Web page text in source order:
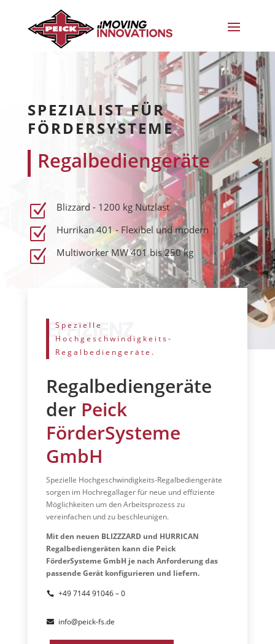
SPEZIALIST FÜR
FÖRDERSYSTEME
Regalbediengeräte
Z Blizzard - 1200 kg Nutzlast
Z Hurrikan 401 - Flexibel und modern
Z Multiworker MW 401 bis 250 kg
Spezielle
Hochgeschwindigkeits-
Regalbediengeräte.
Regalbediengeräte
der Peick
FörderSysteme
GmbH
Spezielle Hochgeschwindigkeits-Regalbediengeräte
sorgen im Hochregallager für neue und effiziente
Möglichkeiten um den Arbeitsprozess zu
vereinfachen und zu beschleunigen.
Mit den neuen BLIZZZARD und HURRICAN
Regalbediengeräten kann die Peick
FörderSysteme GmbH je nach Anforderung das
passende Gerät konfigurieren und liefern.
+49 7144 91046 – 0
info@peick-fs.de